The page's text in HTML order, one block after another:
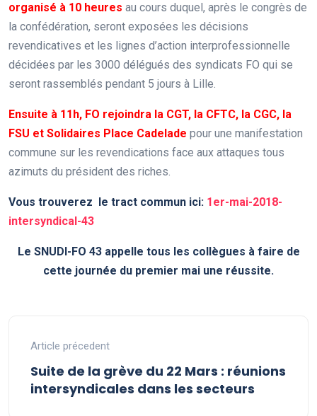
organisé à 10 heures au cours duquel, après le congrès de
la confédération, seront exposées les décisions
revendicatives et les lignes d’action interprofessionnelle
décidées par les 3000 délégués des syndicats FO qui se
seront rassemblés pendant 5 jours à Lille.
Ensuite à 11h, FO rejoindra la CGT, la CFTC, la CGC, la
FSU et Solidaires Place Cadelade pour une manifestation
commune sur les revendications face aux attaques tous
azimuts du président des riches.
Vous trouverez le tract commun ici: 1er-mai-2018-
intersyndical-43
Le SNUDI-FO 43 appelle tous les collègues à faire de
cette journée du premier mai une réussite.
Article précedent
Suite de la grève du 22 Mars : réunions
intersyndicales dans les secteurs